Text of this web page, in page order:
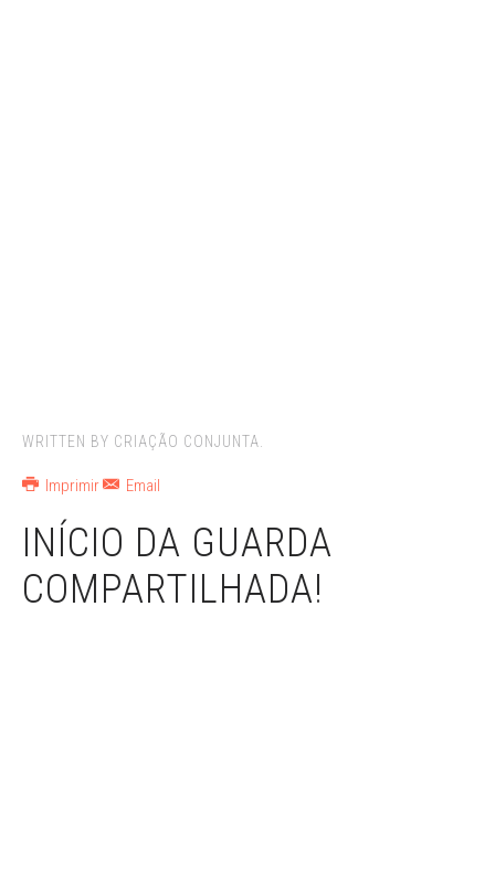
WRITTEN BY CRIAÇÃO CONJUNTA.
Imprimir Email
INÍCIO DA GUARDA
COMPARTILHADA!